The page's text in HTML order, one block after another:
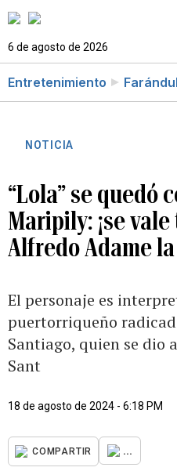
6 de agosto de 2026
Entretenimiento
NOTICIA
“Lola” se quedó
Maripily: ¡se vale
Alfredo Adame
El personaje es
puertorriqueño
Santiago, quien se dio
Sant
18 de agosto de 2024 - 6:18 PM
COMPARTIR ...